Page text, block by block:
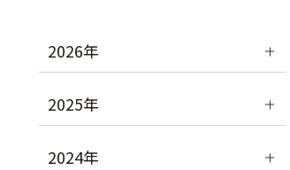
2026年
2025年
2024年